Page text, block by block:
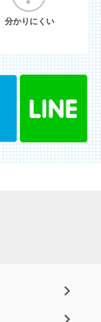
分かりにくい